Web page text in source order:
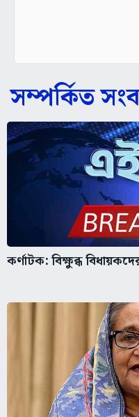
সম্পর্কিত
কর্ণাটক: বিক্ষুব্ধ